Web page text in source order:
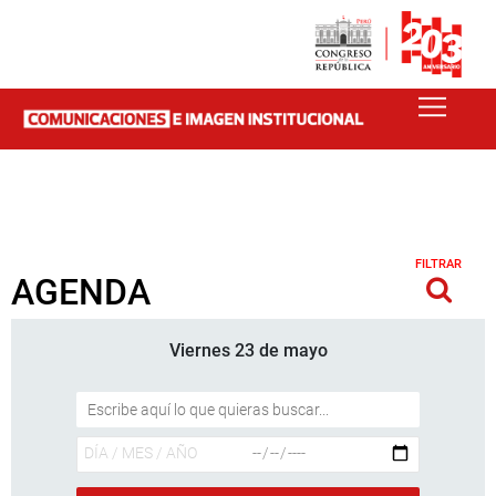
AGENDA
FILTRAR
Viernes 23 de mayo